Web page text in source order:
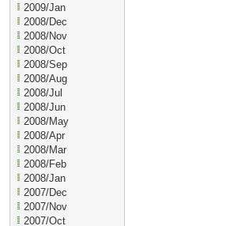
2009/Jan
2008/Dec
2008/Nov
2008/Oct
2008/Sep
2008/Aug
2008/Jul
2008/Jun
2008/May
2008/Apr
2008/Mar
2008/Feb
2008/Jan
2007/Dec
2007/Nov
2007/Oct